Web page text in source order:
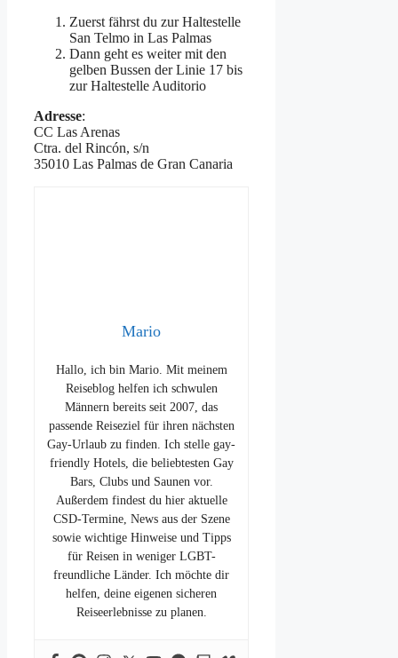
Zuerst fährst du zur Haltestelle
San Telmo in Las Palmas
Dann geht es weiter mit den
gelben Bussen der Linie 17 bis
zur Haltestelle Auditorio
Adresse:
CC Las Arenas
Ctra. del Rincón, s/n
35010 Las Palmas de Gran Canaria
Mario
Hallo, ich bin Mario. Mit meinem
Reiseblog helfen ich schwulen
Männern bereits seit 2007, das
passende Reiseziel für ihren nächsten
Gay-Urlaub zu finden. Ich stelle gay-
friendly Hotels, die beliebtesten Gay
Bars, Clubs und Saunen vor.
Außerdem findest du hier aktuelle
CSD-Termine, News aus der Szene
sowie wichtige Hinweise und Tipps
für Reisen in weniger LGBT-
freundliche Länder. Ich möchte dir
helfen, deine eigenen sicheren
Reiseerlebnisse zu planen.